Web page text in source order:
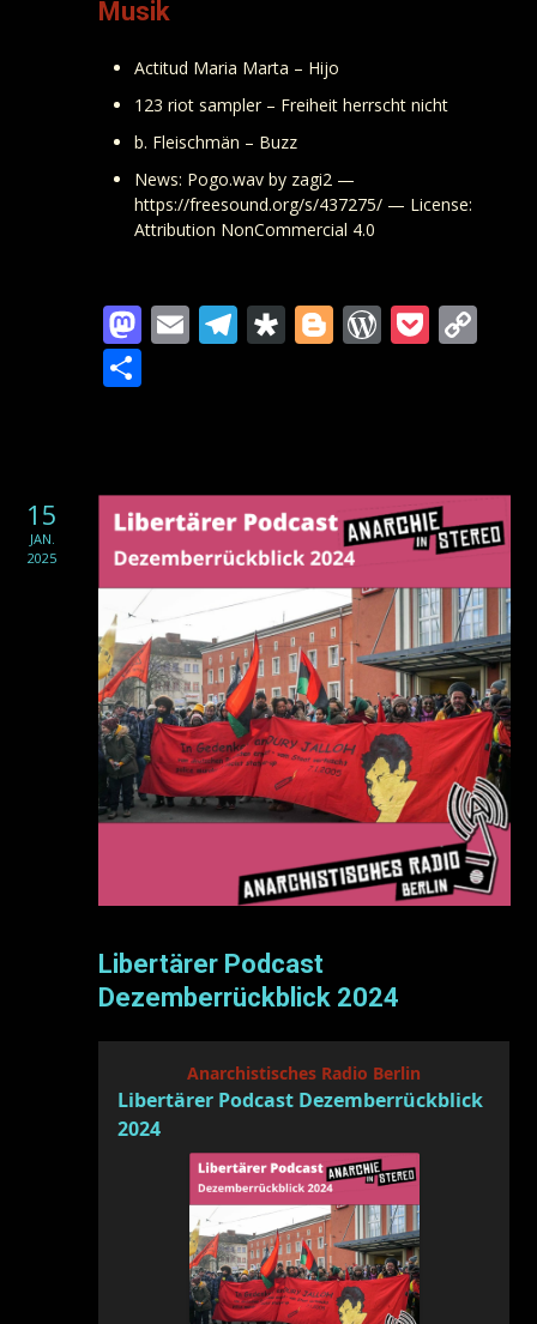
Musik
Actitud Maria Marta – Hijo
123 riot sampler – Freiheit herrscht nicht
b. Fleischmän – Buzz
News: Pogo.wav by zagi2 —
https://freesound.org/s/437275/ — License:
Attribution NonCommercial 4.0
Mastodon
EmailTelegram
Diaspora
Blogger
15
JAN.
2025
Libertärer Podcast
Dezemberrückblick 2024